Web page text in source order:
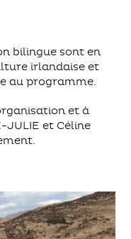
bilingue sont en
irlandaise et
au programme.
et à
JULIE et Céline